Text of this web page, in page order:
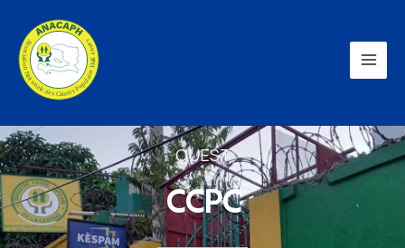
OUEST
CCPC